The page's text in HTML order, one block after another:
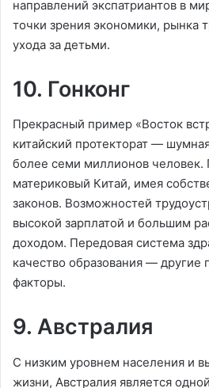
направлений экспатриантов в
точки зрения экономики, рынка
ухода за детьми.
10. Гонконг
Прекрасный пример «Восток
китайский протекторат —
более семи миллионов человек.
материковый Китай, имея
законов. Возможностей
высокой зарплатой и большим
доходом. Передовая система
качество образования — другие
факторы.
9. Австралия
С низким уровнем населения и
жизни, Австралия является